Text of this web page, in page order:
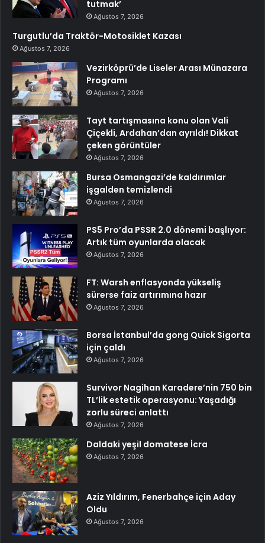
tutmak’
Ağustos 7, 2026
Turgutlu’da Traktör-Motosiklet Kazası
Ağustos 7, 2026
Vezirköprü’de Liseler Arası Münazara
Programı
Ağustos 7, 2026
Tayt tartışmasına konu olan Vali
Çiçekli, Ardahan’dan ayrıldı! Dikkat
çeken görüntüler
Ağustos 7, 2026
Bursa Osmangazi’de kaldırımlar
işgalden temizlendi
Ağustos 7, 2026
PS5 Pro’da PSSR 2.0 dönemi başlıyor:
Artık tüm oyunlarda olacak
Ağustos 7, 2026
FT: Warsh enflasyonda yükseliş
sürerse faiz artırımına hazır
Ağustos 7, 2026
Borsa İstanbul’da gong Quick Sigorta
için çaldı
Ağustos 7, 2026
Survivor Nagihan Karadere’nin 750 bin
TL’lik estetik operasyonu: Yaşadığı
zorlu süreci anlattı
Ağustos 7, 2026
Daldaki yeşil domatese İcra
Ağustos 7, 2026
Aziz Yıldırım, Fenerbahçe için Aday
Oldu
Ağustos 7, 2026